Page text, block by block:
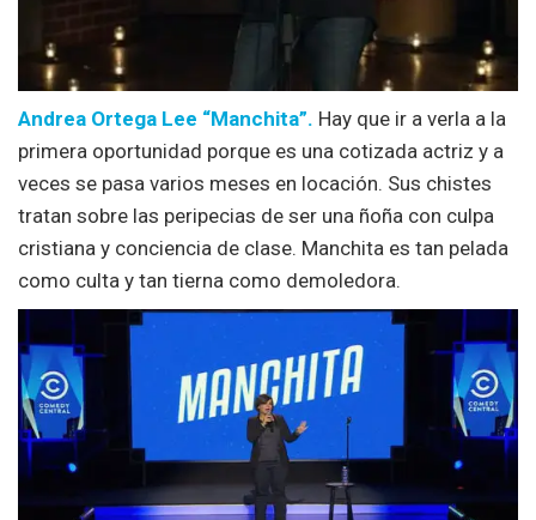
Andrea Ortega Lee “Manchita”. Hay que ir a verla a la
primera oportunidad porque es una cotizada actriz y a
veces se pasa varios meses en locación. Sus chistes
tratan sobre las peripecias de ser una ñoña con culpa
cristiana y conciencia de clase. Manchita es tan pelada
como culta y tan tierna como demoledora.